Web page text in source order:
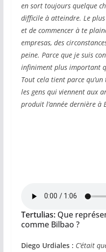
en sort toujours quelque
difficile à atteindre. Le
et de commencer à te
empresas, des
peine. Parce que je suis
infiniment plus important
Tout cela tient parce
les gens qui viennent aux
produit l’année dernière à
Tertulias:Que
comme Bilbao ?
Diego Urdiales : C’était